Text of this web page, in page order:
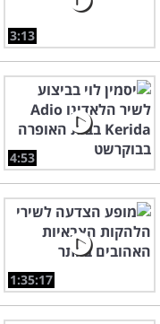
3:13
4:53
1:35:17